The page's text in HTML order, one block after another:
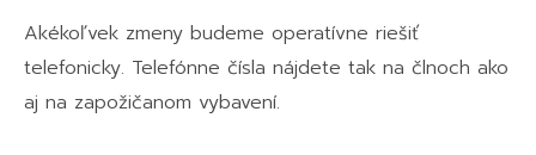
Akékoľvek zmeny budeme operatívne riešiť
telefonicky. Telefónne čísla nájdete tak na člnoch ako
aj na zapožičanom vybavení.